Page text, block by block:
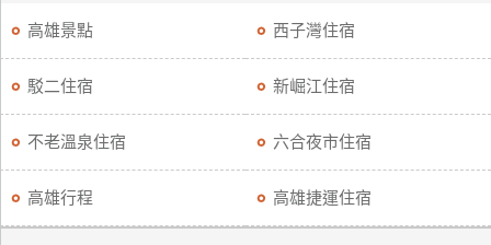
高雄景點 西子灣住宿
駁二住宿 新崛江住宿
不老溫泉住宿 六合夜市住宿
高雄行程 高雄捷運住宿